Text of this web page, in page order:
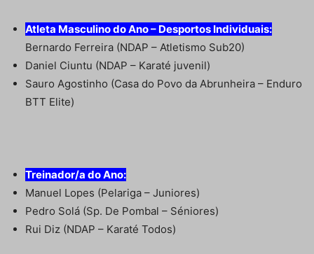
Atleta Masculino do Ano – Desportos Individuais:
Bernardo Ferreira (NDAP – Atletismo Sub20)
Daniel Ciuntu (NDAP – Karaté juvenil)
Sauro Agostinho (Casa do Povo da Abrunheira – Enduro
BTT Elite)
Treinador/a do Ano:
Manuel Lopes (Pelariga – Juniores)
Pedro Solá (Sp. De Pombal – Séniores)
Rui Diz (NDAP – Karaté Todos)